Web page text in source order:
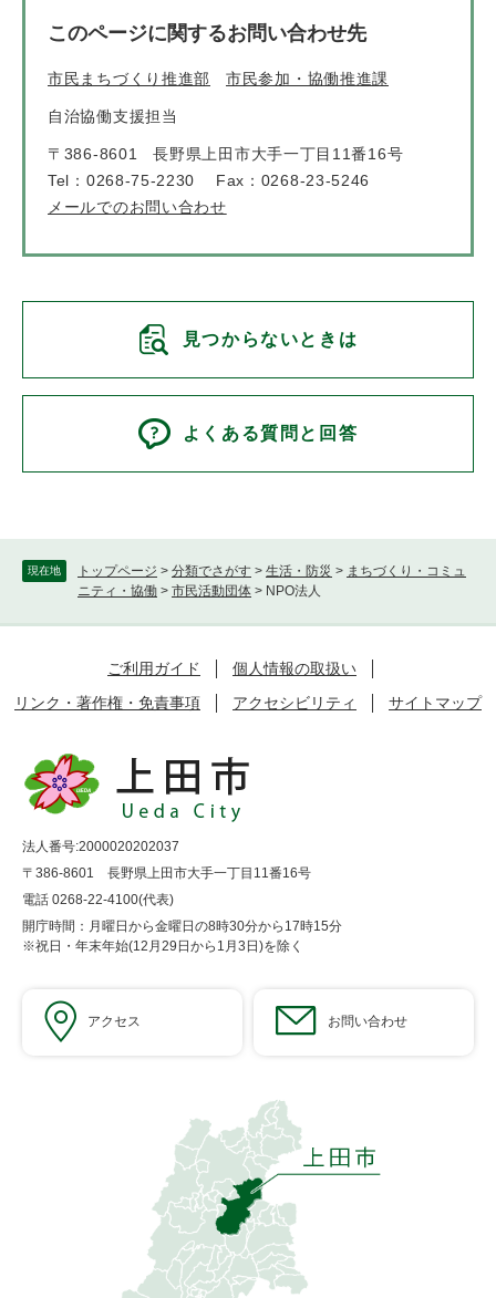
現在地 トップページ > 分類でさがす > 生活・防災 > まちづくり・コミュ
ニティ・協働 > 市民活動団体 > NPO法人
このページに関するお問い合わせ先
市民まちづくり推進部 市民参加・協働推進課
自治協働支援担当
〒386-8601
長野県上田市大手一丁目11番16号
Tel：0268-75-2230
Fax：0268-23-5246
メールでのお問い合わせ
見つからないときは
よくある質問と回答
ご利用ガイド
個人情報の取扱い
リンク・著作権・免責事項
アクセシビリティ サイトマップ
法人番号:2000020202037
〒386-8601 長野県上田市大手一丁目11番16号
電話 0268-22-4100(代表)
開庁時間：月曜日から金曜日の8時30分から17時15分
※祝日・年末年始(12月29日から1月3日)を除く
アクセス お問い合わせ